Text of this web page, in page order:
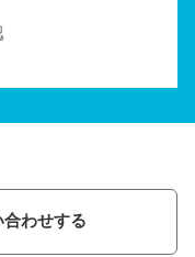
わせする